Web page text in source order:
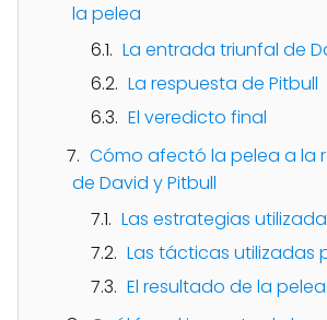
la pelea
La entrada triunfal de
La respuesta de Pitbull
El veredicto final
Cómo afectó la pelea a la
de David y Pitbull
Las estrategias
Las tácticas utilizadas
El resultado de la pelea